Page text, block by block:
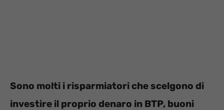
Sono molti i risparmiatori che scelgono di
investire il proprio denaro in BTP, buoni